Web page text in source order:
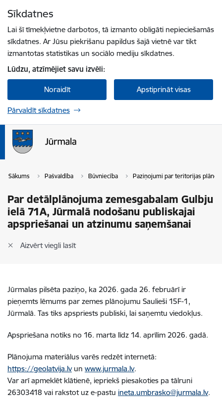
Sīkdatnes
Lai šī tīmekļvietne darbotos, tā izmanto obligāti nepieciešamās
sīkdatnes. Ar Jūsu piekrišanu papildus šajā vietnē var tikt
izmantotas statistikas un sociālo mediju sīkdatnes.
Lūdzu, atzīmējiet savu izvēli:
Noraidīt Apstiprināt visas
Pārvaldīt sīkdatnes
Sākums Pašvaldība Būvniecība Paziņojumi par teritorijas
Par detālplānojuma zemesgabalam Gulbju
ielā 71A, Jūrmalā nodošanu publiskajai
apspriešanai un atzinumu saņemšanai
Aizvērt viegli lasīt
Jūrmalas pilsēta paziņo, ka 2026. gada 26. februārī ir
pieņemts lēmums par zemes plānojumu Saulieši 15F-1,
Jūrmalā. Tas tiks apspriests publiski, lai saņemtu viedokļus.
Apspriešana notiks no 16. marta līdz 14. aprīlim 2026. gadā.
Plānojuma materiālus varēs redzēt internetā:
https://geolatvija.lvun www.jurmala.lv.
Var arī apmeklēt klātienē, iepriekš piesakoties pa tālruni
26303418 vai rakstot uz e-pastu ineta.umbrasko@jurmala.lv.